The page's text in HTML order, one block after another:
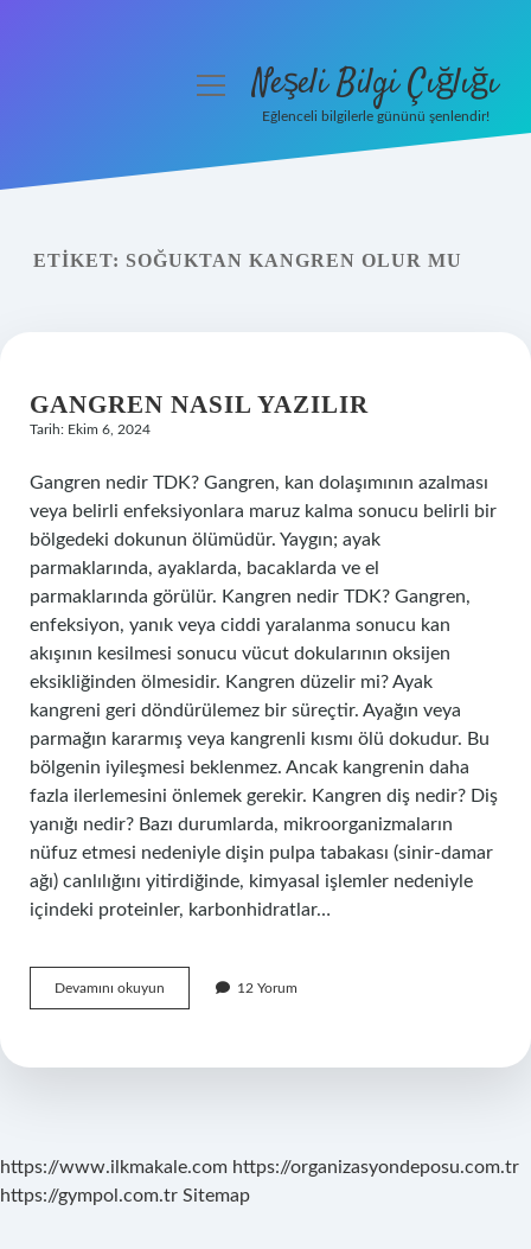
Yasal Uyarı
menüyüNeşeli Bilgi Çığlığı
Eğlenceli bilgilerle gününü şenlendir!
ETIKET: SOĞUKTAN KANGREN OLUR MU
GANGREN NASIL YAZILIR
Tarih: Ekim 6, 2024
Gangren nedir TDK? Gangren, kan dolaşımının azalması
veya belirli enfeksiyonlara maruz kalma sonucu belirli bir
bölgedeki dokunun ölümüdür. Yaygın; ayak
parmaklarında, ayaklarda, bacaklarda ve el
parmaklarında görülür. Kangren nedir TDK? Gangren,
enfeksiyon, yanık veya ciddi yaralanma sonucu kan
akışının kesilmesi sonucu vücut dokularının oksijen
eksikliğinden ölmesidir. Kangren düzelir mi? Ayak
kangreni geri döndürülemez bir süreçtir. Ayağın veya
parmağın kararmış veya kangrenli kısmı ölü dokudur. Bu
bölgenin iyileşmesi beklenmez. Ancak kangrenin daha
fazla ilerlemesini önlemek gerekir. Kangren diş nedir? Diş
yanığı nedir? Bazı durumlarda, mikroorganizmaların
nüfuz etmesi nedeniyle dişin pulpa tabakası (sinir-damar
ağı) canlılığını yitirdiğinde, kimyasal işlemler nedeniyle
içindeki proteinler, karbonhidratlar…
Devamını okuyun Gangren
Nasıl
12 Yorum
https://www.ilkmakale.com https://organizasyondeposu.com.tr
https://gympol.com.tr Sitemap